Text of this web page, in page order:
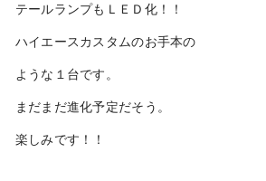
テールランプもＬＥＤ化！！
ハイエースカスタムのお手本の
ような１台です。
まだまだ進化予定だそう。
楽しみです！！